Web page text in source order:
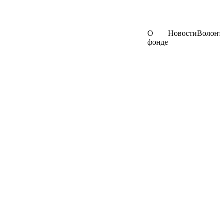
О
фонде
Новости